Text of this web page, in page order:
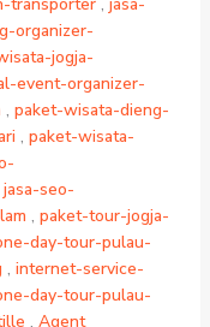
organizer-
jogja-
event-organizer-
, paket-wisata-dieng-
, paket-wisata-
jasa-seo-
, paket-tour-jogja-
day-tour-pulau-
, internet-service-
day-tour-pulau-
, Agent